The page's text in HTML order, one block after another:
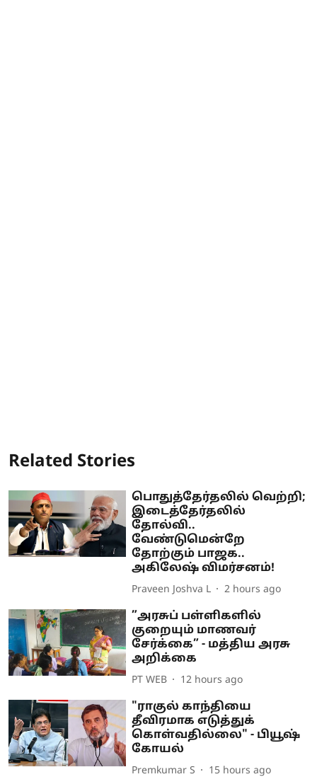
Related Stories
பொதுத்தேர்தலில் வெற்றி;
இடைத்தேர்தலில்
தோல்வி..
வேண்டுமென்றே
தோற்கும் பாஜக..
அகிலேஷ் விமர்சனம்!
Praveen Joshva L 2 hours ago
”அரசுப் பள்ளிகளில்
குறையும் மாணவர்
சேர்க்கை” - மத்திய அரசு
அறிக்கை
PT WEB 12 hours ago
"ராகுல் காந்தியை
தீவிரமாக எடுத்துக்
கொள்வதில்லை" - பியூஷ்
கோயல்
Premkumar S 15 hours ago